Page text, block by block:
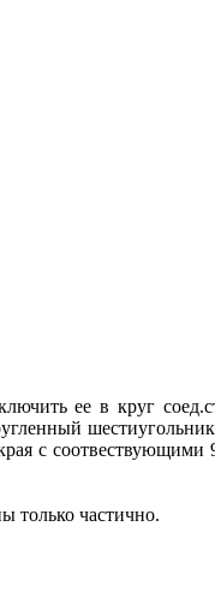
ее в круг
с соотвествующими
только частично.